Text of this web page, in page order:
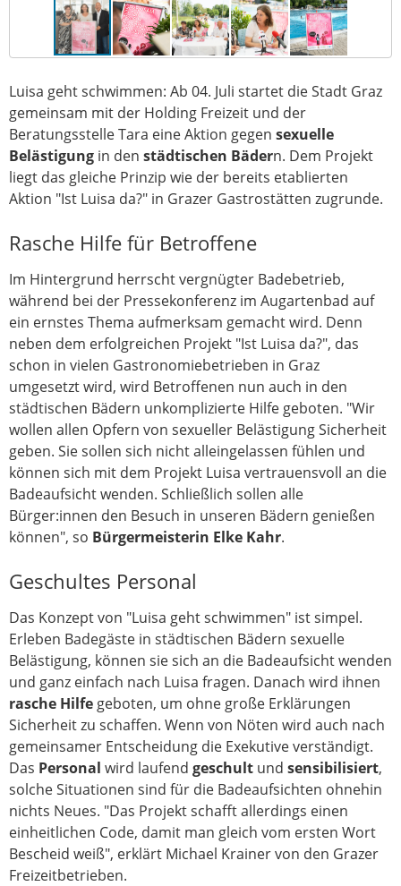
Luisa geht schwimmen: Ab 04. Juli startet die Stadt Graz
gemeinsam mit der Holding Freizeit und der
Beratungsstelle Tara eine Aktion gegen sexuelle
Belästigung in den städtischen Bädern. Dem Projekt
liegt das gleiche Prinzip wie der bereits etablierten
Aktion "Ist Luisa da?" in Grazer Gastrostätten zugrunde.
Rasche Hilfe für Betroffene
Im Hintergrund herrscht vergnügter Badebetrieb,
während bei der Pressekonferenz im Augartenbad auf
ein ernstes Thema aufmerksam gemacht wird. Denn
neben dem erfolgreichen Projekt "Ist Luisa da?", das
schon in vielen Gastronomiebetrieben in Graz
umgesetzt wird, wird Betroffenen nun auch in den
städtischen Bädern unkomplizierte Hilfe geboten. "Wir
wollen allen Opfern von sexueller Belästigung Sicherheit
geben. Sie sollen sich nicht alleingelassen fühlen und
können sich mit dem Projekt Luisa vertrauensvoll an die
Badeaufsicht wenden. Schließlich sollen alle
Bürger:innen den Besuch in unseren Bädern genießen
können", so Bürgermeisterin Elke Kahr.
Geschultes Personal
Das Konzept von "Luisa geht schwimmen" ist simpel.
Erleben Badegäste in städtischen Bädern sexuelle
Belästigung, können sie sich an die Badeaufsicht wenden
und ganz einfach nach Luisa fragen. Danach wird ihnen
rasche Hilfe geboten, um ohne große Erklärungen
Sicherheit zu schaffen. Wenn von Nöten wird auch nach
gemeinsamer Entscheidung die Exekutive verständigt.
Das Personal wird laufend geschult und sensibilisiert,
solche Situationen sind für die Badeaufsichten ohnehin
nichts Neues. "Das Projekt schafft allerdings einen
einheitlichen Code, damit man gleich vom ersten Wort
Bescheid weiß", erklärt Michael Krainer von den Grazer
Freizeitbetrieben.